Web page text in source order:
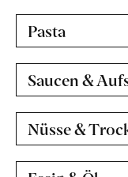
Pasta
Saucen &
Nüsse &